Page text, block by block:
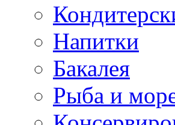
Напитки
Бакалея
Рыба и